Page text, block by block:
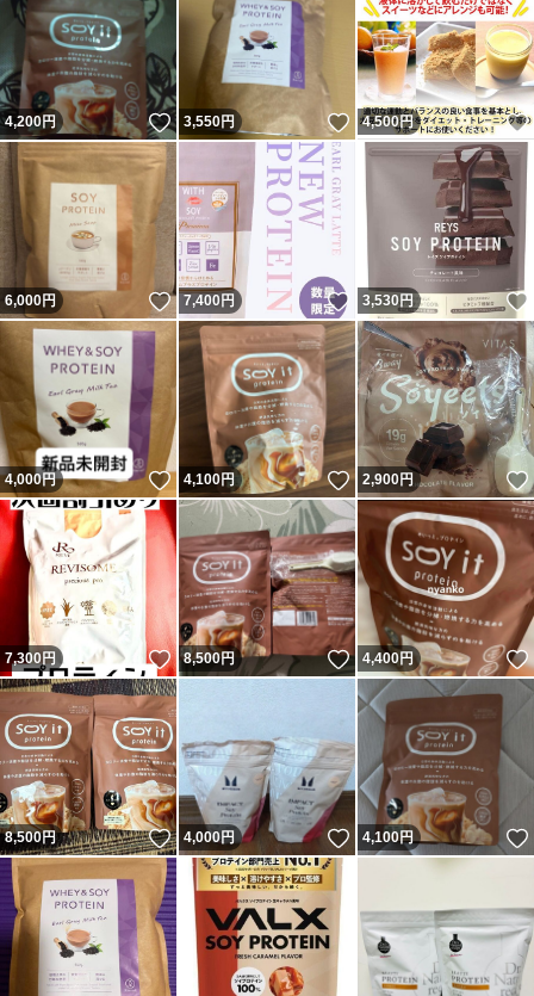
4,200円 いいね！
3,550円 いいね！
4,500円
6,000円 いいね！
7,400円 いいね！
3,530円
4,000円 いいね！
4,100円 いいね！
2,900円
7,300円 いいね！
8,500円 いいね！
4,400円
8,500円 いいね！
4,000円 いいね！
4,100円